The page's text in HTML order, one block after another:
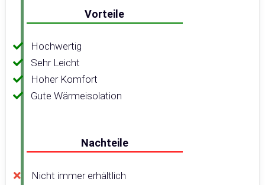
Vorteile
Hochwertig
Sehr Leicht
Hoher Komfort
Gute Wärmeisolation
Nachteile
Nicht immer erhältlich